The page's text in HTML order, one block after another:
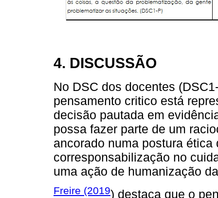
4. DISCUSSÃO
No DSC dos docentes
pensamento critico está
decisão pautada em
possa fazer parte de um
ancorado numa postura
corresponsabilização no
uma ação de humanização
Freire (2019) destaca que o